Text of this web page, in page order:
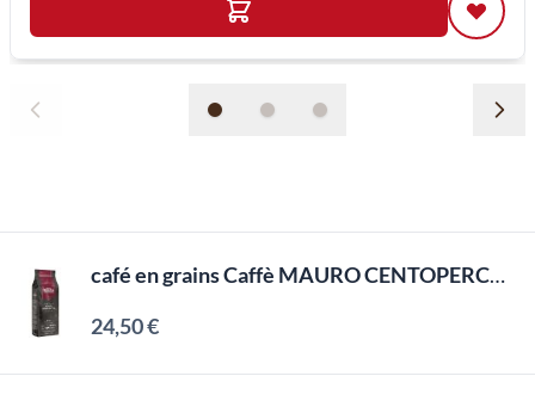
café en grains Caffè MAURO CENTOPERCENTO 100% (1kg)
24,50 €